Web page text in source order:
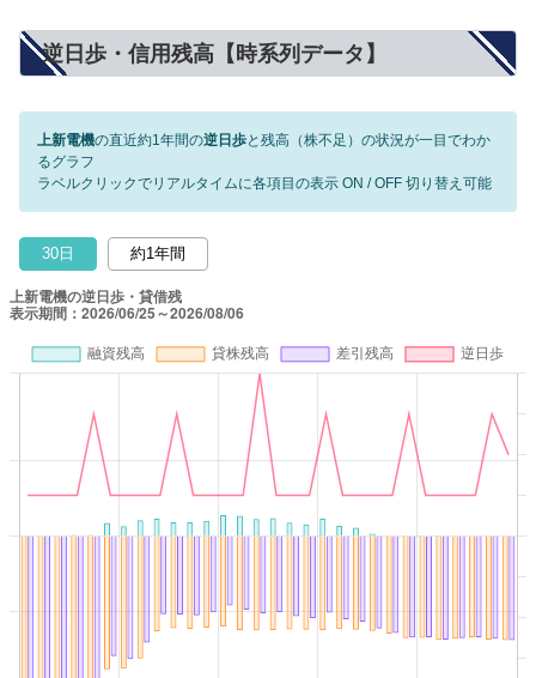
逆日歩・信用残高【時系列データ】
上新電機の直近約1年間の逆日歩と残高（株不足）の状況が一目でわか
るグラフ
ラベルクリックでリアルタイムに各項目の表示 ON / OFF 切り替え可能
30日 約1年間